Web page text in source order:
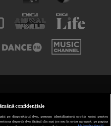
confidențiale
pe dispozitivul dvs., precum identificatorii cookie unici pentru
alegerile dvs. făcând clic mai jos sau în orice moment, pe pagina